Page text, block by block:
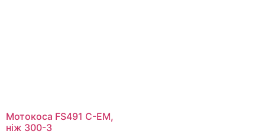
Мотокоса FS491 C-EM,
ніж 300-3